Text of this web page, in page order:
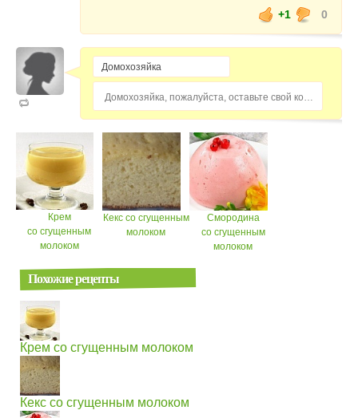
+1
0
Домохозяйка, пожалуйста, оставьте свой комментарий...
Крем
со сгущенным
молоком
Кекс со сгущенным
молоком
Смородина
со сгущенным
молоком
Похожие рецепты
Крем со сгущенным молоком
Кекс со сгущенным молоком